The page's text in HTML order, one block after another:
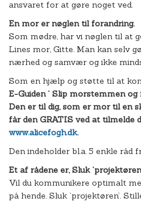
ansvaret for at gøre noget ved.
En mor er nøglen til forandring.
Som mødre, har vi nøglen til at
Lines mor, Gitte. Man kan selv
nærhed og samvær og ikke
Som en hjælp og støtte til at
E-Guiden ’ Slip morstemmen
Den er til dig, som er mor til en
får den GRATIS ved at tilmelde
www.alicefogh.dk.
Den indeholder bl.a. 5 enkle råd
Et af rådene er, Sluk
Vil du kommunikere optimalt
på hende. Sluk ’projektøren’.